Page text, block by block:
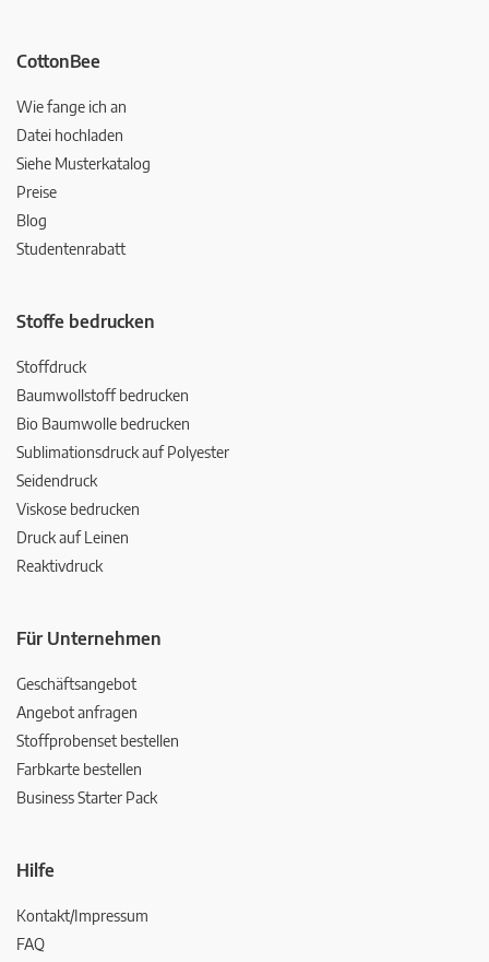
CottonBee
Wie fange ich an
Datei hochladen
Siehe Musterkatalog
Preise
Blog
Studentenrabatt
Stoffe bedrucken
Stoffdruck
Baumwollstoff bedrucken
Bio Baumwolle bedrucken
Sublimationsdruck auf Polyester
Seidendruck
Viskose bedrucken
Druck auf Leinen
Reaktivdruck
Für Unternehmen
Geschäftsangebot
Angebot anfragen
Stoffprobenset bestellen
Farbkarte bestellen
Business Starter Pack
Hilfe
Kontakt/Impressum
FAQ